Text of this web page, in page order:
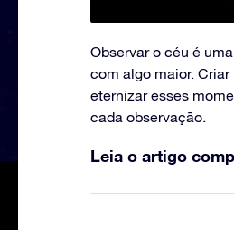
Observar o céu é
com algo maior.
eternizar esses
cada observação.
Leia o artigo